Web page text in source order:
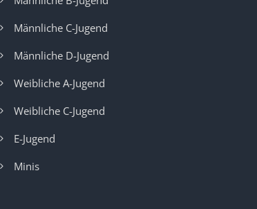
Männliche C-Jugend
Männliche D-Jugend
Weibliche A-Jugend
Weibliche C-Jugend
E-Jugend
Minis